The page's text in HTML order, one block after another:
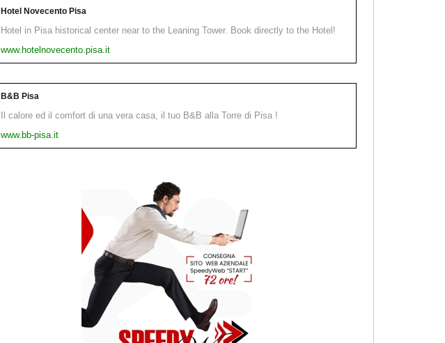
Hotel Novecento Pisa
Hotel in Pisa historical center near to the Leaning Tower. Book directly to the Hotel!
www.hotelnovecento.pisa.it
B&B Pisa
Il calore ed il comfort di una vera casa, il tuo B&B alla Torre di Pisa !
www.bb-pisa.it